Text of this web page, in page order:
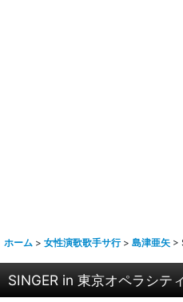
ホーム > 女性演歌歌手サ行 > 島津亜矢 >
SINGER in 東京オペラシテ